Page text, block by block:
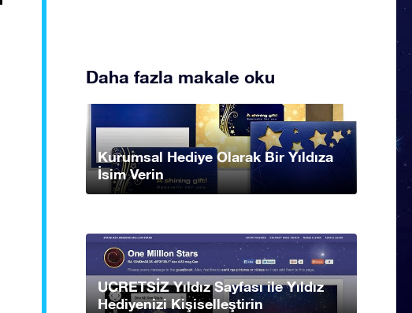
Daha fazla makale oku
Kurumsal Hediye Olarak Bir Yıldıza
İsim Verin
UCRETSİZ Yıldız Sayfası ile Yıldız
Hediyenizi Kişiselleştirin